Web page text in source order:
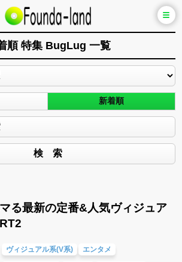
順 特集 BugLug 一覧
新着順
る最新の定番&人気ヴィジュア
ヴィジュアル系(V系) エンタメ